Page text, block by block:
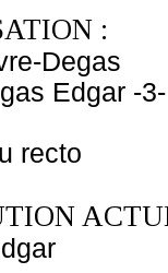
:
Degas
Edgar -3-
recto